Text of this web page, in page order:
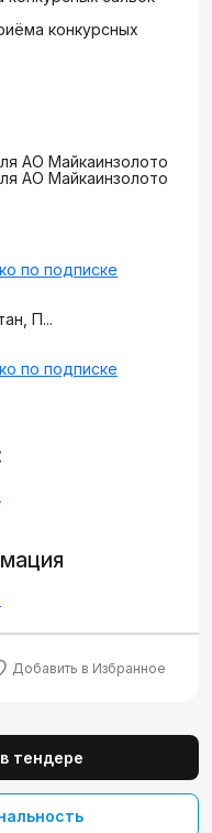
конкурсных
АО Майкаинзолото
АО Майкаинзолото
по подписке
П...
по подписке
Добавить в Избранное
тендере